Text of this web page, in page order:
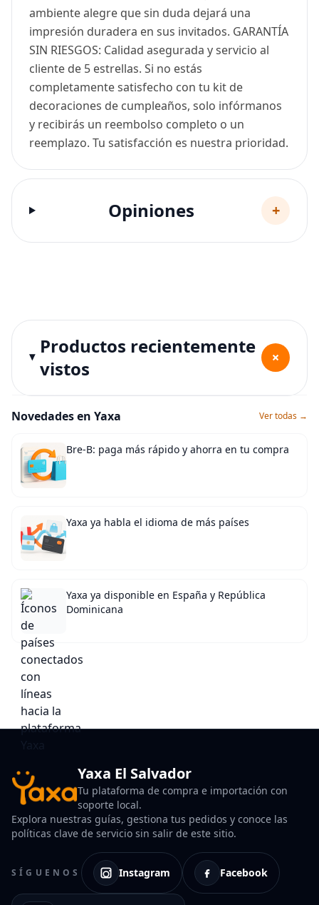
ambiente alegre que sin duda dejará una
impresión duradera en sus invitados. GARANTÍA
SIN RIESGOS: Calidad asegurada y servicio al
cliente de 5 estrellas. Si no estás
completamente satisfecho con tu kit de
decoraciones de cumpleaños, solo infórmanos
y recibirás un reembolso completo o un
reemplazo. Tu satisfacción es nuestra prioridad.
Opiniones +
Productos recientemente
vistos
+
Novedades en Yaxa Ver todas →
Bre-B: paga más rápido y ahorra en tu compra
Yaxa ya habla el idioma de más países
Yaxa ya disponible en España y República
Dominicana
Yaxa El Salvador
Tu plataforma de compra e importación con
soporte local.
Explora nuestras guías, gestiona tus pedidos y conoce las
políticas clave de servicio sin salir de este sitio.
SÍGUENOS Instagram Facebook